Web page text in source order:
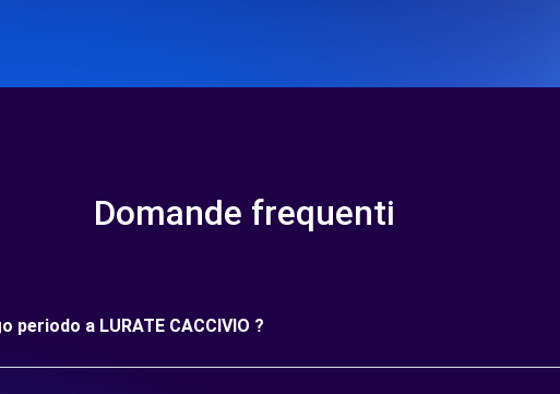
Domande frequenti
a LURATE CACCIVIO ?